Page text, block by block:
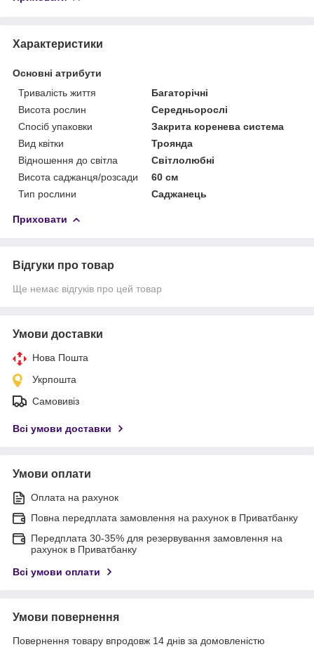
Характеристики
Основні атрибути
Тривалість життя
Багаторічні
Висота рослин
Середньорослі
Спосіб упаковки
Закрита коренева система
Вид квітки
Троянда
Відношення до світла
Світлолюбні
Висота саджанця/розсади
60 см
Тип рослини
Саджанець
Приховати
Відгуки про товар
Ще немає відгуків про цей товар
Умови доставки
Нова Пошта
Укрпошта
Самовивіз
Всі умови доставки
Умови оплати
Оплата на рахунок
Повна передплата замовлення на рахунок в Приватбанку
Передплата 30-35% для резервування замовлення на
рахунок в Приватбанку
Всі умови оплати
Умови повернення
Повернення товару впродовж 14 днів за домовленістю